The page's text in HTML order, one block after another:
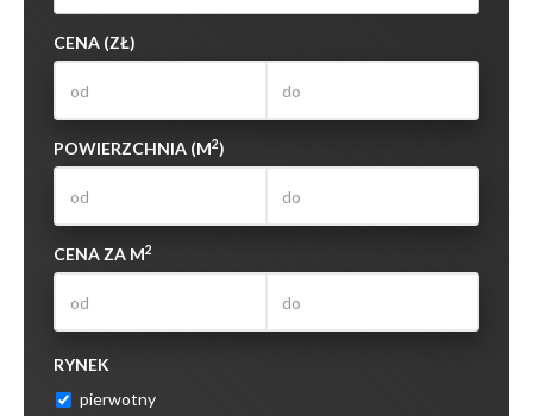
CENA (ZŁ)
POWIERZCHNIA (M2)
CENA ZA M2
RYNEK
pierwotny